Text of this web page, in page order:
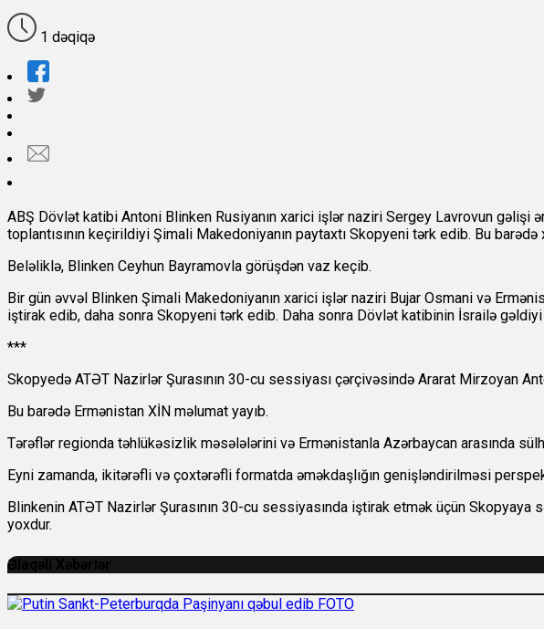
1 dəqiqə
ABŞ Dövlət katibi Antoni Blinken Rusiyanın xarici işlər naziri Sergey Lavrovun
toplantısının keçirildiyi Şimali Makedoniyanın paytaxtı Skopyeni tərk edib. Bu barədə
Beləliklə, Blinken Ceyhun Bayramovla görüşdən vaz keçib.
Bir gün əvvəl Blinken Şimali Makedoniyanın xarici işlər naziri Bujar Osmani və
iştirak edib, daha sonra Skopyeni tərk edib. Daha sonra Dövlət katibinin İsrailə
***
Skopyedə ATƏT Nazirlər Şurasının 30-cu sessiyası çərçivəsində Ararat Mirzoyan
Bu barədə Ermənistan XİN məlumat yayıb.
Tərəflər regionda təhlükəsizlik məsələlərini və Ermənistanla Azərbaycan arasında
Eyni zamanda, ikitərəfli və çoxtərəfli formatda əməkdaşlığın genişləndirilməsi
Blinkenin ATƏT Nazirlər Şurasının 30-cu sessiyasında iştirak etmək üçün
yoxdur.
Əlaqəli Xəbərlər